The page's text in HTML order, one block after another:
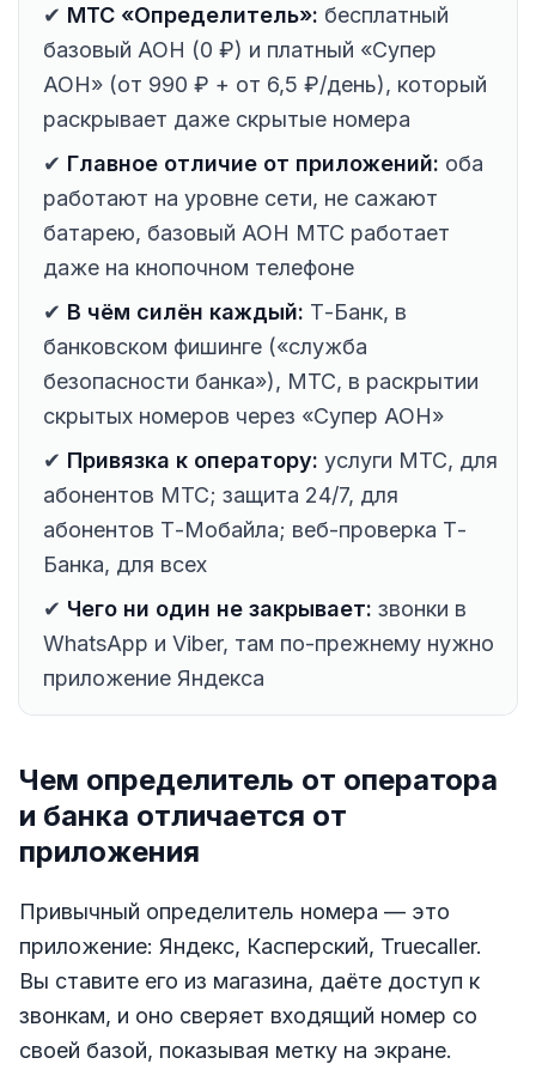
✔ МТС «Определитель»: бесплатный
базовый АОН (0 ₽) и платный «Супер
АОН» (от 990 ₽ + от 6,5 ₽/день), который
раскрывает даже скрытые номера
✔ Главное отличие от приложений: оба
работают на уровне сети, не сажают
батарею, базовый АОН МТС работает
даже на кнопочном телефоне
✔ В чём силён каждый: Т-Банк, в
банковском фишинге («служба
безопасности банка»), МТС, в раскрытии
скрытых номеров через «Супер АОН»
✔ Привязка к оператору: услуги МТС, для
абонентов МТС; защита 24/7, для
абонентов Т-Мобайла; веб-проверка Т-
Банка, для всех
✔ Чего ни один не закрывает: звонки в
WhatsApp и Viber, там по-прежнему нужно
приложение Яндекса
Чем определитель от оператора
и банка отличается от
приложения
Привычный определитель номера — это
приложение: Яндекс, Касперский, Truecaller.
Вы ставите его из магазина, даёте доступ к
звонкам, и оно сверяет входящий номер со
своей базой, показывая метку на экране.